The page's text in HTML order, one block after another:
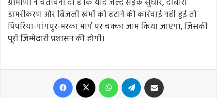
ग्रामीणों ने चेतावनी दी है कि यदि जल्द सड़क सुधार, दोबारा
डामरीकरण और बिजली खंभों को हटाने की कार्रवाई नहीं हुई तो
पिपरिया-गांगपुर-मरका मार्ग पर चक्का जाम किया जाएगा, जिसकी
पूरी जिम्मेदारी प्रशासन की होगी।
Facebook WhatsApp Telegram